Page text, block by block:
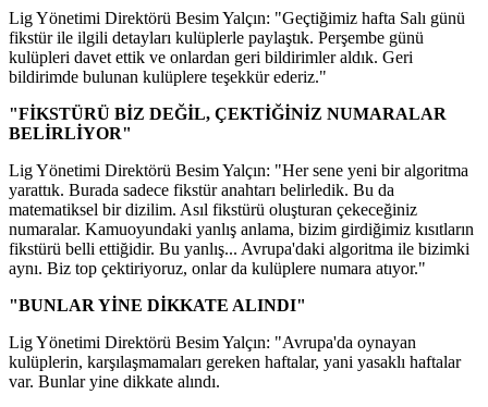
Lig Yönetimi Direktörü Besim Yalçın: "Geçtiğimiz hafta Salı günü
fikstür ile ilgili detayları kulüplerle paylaştık. Perşembe günü
kulüpleri davet ettik ve onlardan geri bildirimler aldık. Geri
bildirimde bulunan kulüplere teşekkür ederiz."
"FİKSTÜRÜ BİZ DEĞİL, ÇEKTİĞİNİZ NUMARALAR
BELİRLİYOR"
Lig Yönetimi Direktörü Besim Yalçın: "Her sene yeni bir algoritma
yarattık. Burada sadece fikstür anahtarı belirledik. Bu da
matematiksel bir dizilim. Asıl fikstürü oluşturan çekeceğiniz
numaralar. Kamuoyundaki yanlış anlama, bizim girdiğimiz kısıtların
fikstürü belli ettiğidir. Bu yanlış... Avrupa'daki algoritma ile bizimki
aynı. Biz top çektiriyoruz, onlar da kulüplere numara atıyor."
"BUNLAR YİNE DİKKATE ALINDI"
Lig Yönetimi Direktörü Besim Yalçın: "Avrupa'da oynayan
kulüplerin, karşılaşmamaları gereken haftalar, yani yasaklı haftalar
var. Bunlar yine dikkate alındı.